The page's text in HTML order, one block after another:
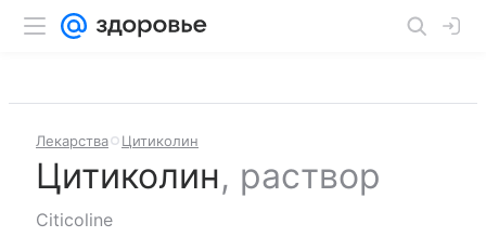
Лекарства Цитиколин
Цитиколин, раствор
Citicoline